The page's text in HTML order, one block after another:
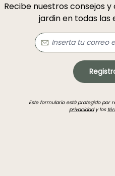
Recibe nuestros consejos
jardin en todas las
Este formulario está protegido por
privacidady los